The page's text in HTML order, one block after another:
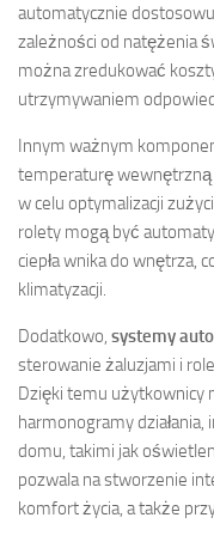
automatycznie
zależności od natężenia
można zredukować
utrzymywaniem
Innym ważnym
temperaturę wewnętrzną
w celu optymalizacji
rolety mogą być
ciepła wnika do wnętrza,
klimatyzacji.
Dodatkowo, systemy
sterowanie żaluzjami i
Dzięki temu użytkownicy
harmonogramy
domu, takimi jak
pozwala na stworzenie
komfort życia, a także